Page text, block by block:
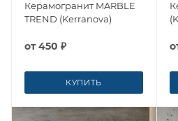
Керамогранит MARBLE
TREND (Kerranova)
от450 ₽
КУПИТЬ